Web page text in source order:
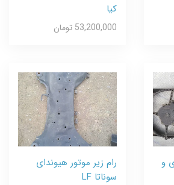
کیا
53,200,000 تومان
و
رام زیر موتور هیوندای
سوناتا LF